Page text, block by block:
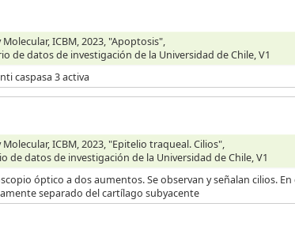
ICBM, 2023, "Apoptosis",
de datos de investigación de la Universidad de Chile, V1
caspasa 3 activa
ICBM, 2023, "Epitelio traqueal. Cilios",
de datos de investigación de la Universidad de Chile, V1
óptico a dos aumentos. Se observan y señalan cilios. En
separado del cartílago subyacente